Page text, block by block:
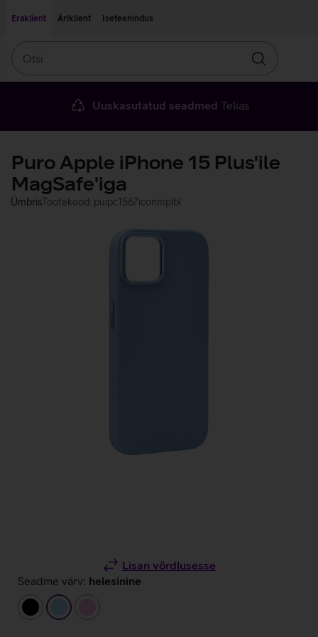
Eraklient
Äriklient Iseteenindus
Otsin
Uuskasutatud seadmed Telias
Puro Apple iPhone 15 Plus'ile
MagSafe'iga
ÜmbrisTootekood: puipc1567iconmplbl
Lisan võrdlusesse
Seadme värv: helesinine
must
helesinine